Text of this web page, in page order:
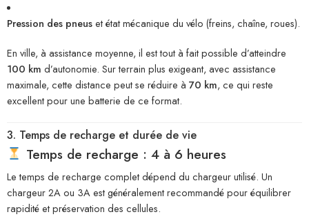
Pression des pneuset état mécanique du vélo (freins, chaîne, roues).
En ville, à assistance moyenne, il est tout à fait possible d’atteindre
100 km d’autonomie. Sur terrain plus exigeant, avec assistance
maximale, cette distance peut se réduire à 70 km, ce qui reste
excellent pour une batterie de ce format.
3. Temps de recharge et durée de vie
Temps de recharge : 4 à 6 heures
Le temps de recharge complet dépend du chargeur utilisé. Un
chargeur 2A ou 3A est généralement recommandé pour équilibrer
rapidité et préservation des cellules.